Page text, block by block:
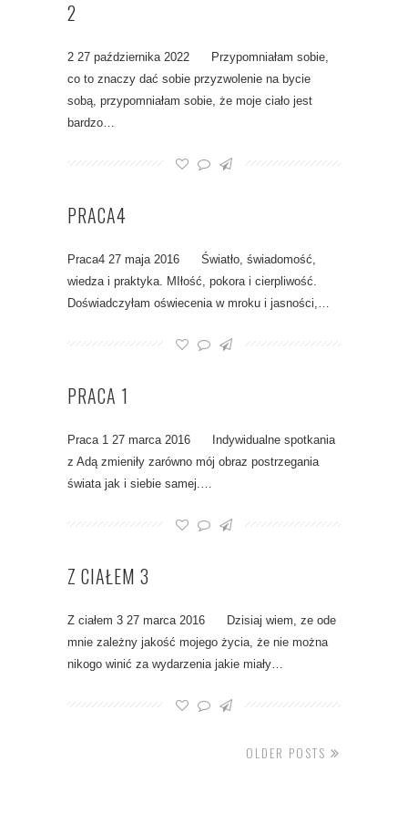
2
2 27 października 2022 Przypomniałam sobie,
co to znaczy dać sobie przyzwolenie na bycie
sobą, przypomniałam sobie, że moje ciało jest
bardzo…
PRACA4
Praca4 27 maja 2016 Światło, świadomość,
wiedza i praktyka. MIłość, pokora i cierpliwość.
Doświadczyłam oświecenia w mroku i jasności,…
PRACA 1
Praca 1 27 marca 2016 Indywidualne spotkania
z Adą zmieniły zarówno mój obraz postrzegania
świata jak i siebie samej.…
Z CIAŁEM 3
Z ciałem 3 27 marca 2016 Dzisiaj wiem, ze ode
mnie zależny jakość mojego życia, że nie można
nikogo winić za wydarzenia jakie miały…
OLDER POSTS